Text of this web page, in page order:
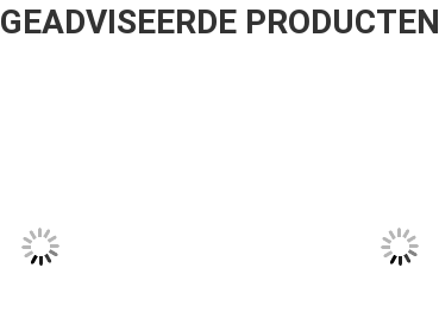
GEADVISEERDE PRODUCTEN